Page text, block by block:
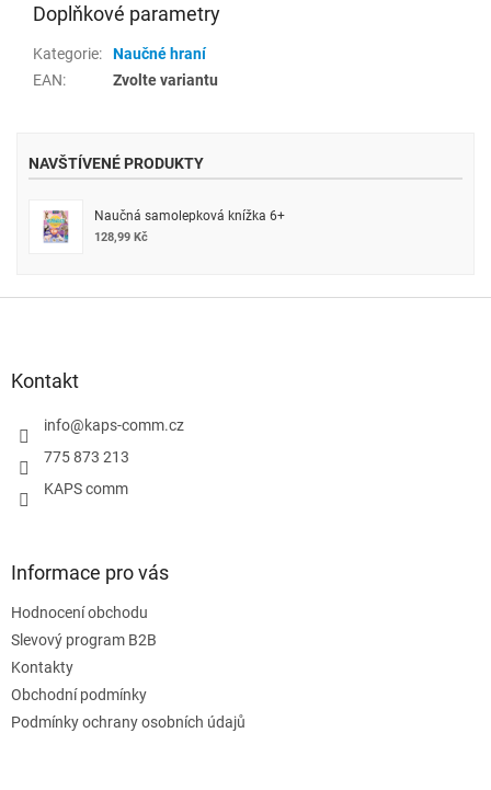
Doplňkové parametry
Kategorie:
Naučné hraní
EAN: Zvolte variantu
NAVŠTÍVENÉ PRODUKTY
Naučná samolepková knížka 6+
128,99 Kč
Kontakt
info@kaps-comm.cz
775 873 213
KAPS comm
Informace pro vás
Hodnocení obchodu
Slevový program B2B
Kontakty
Obchodní podmínky
Podmínky ochrany osobních údajů